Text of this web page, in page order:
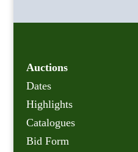
Auctions
Dates
Highlights
Catalogues
Bid Form